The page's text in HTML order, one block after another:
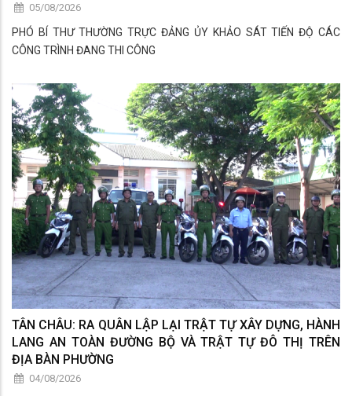
05/08/2026
PHÓ BÍ THƯ THƯỜNG TRỰC ĐẢNG ỦY KHẢO SÁT TIẾN ĐỘ CÁC
CÔNG TRÌNH ĐANG THI CÔNG
TÂN CHÂU: RA QUÂN LẬP LẠI TRẬT TỰ XÂY DỰNG, HÀNH
LANG AN TOÀN ĐƯỜNG BỘ VÀ TRẬT TỰ ĐÔ THỊ TRÊN
ĐỊA BÀN PHƯỜNG
04/08/2026